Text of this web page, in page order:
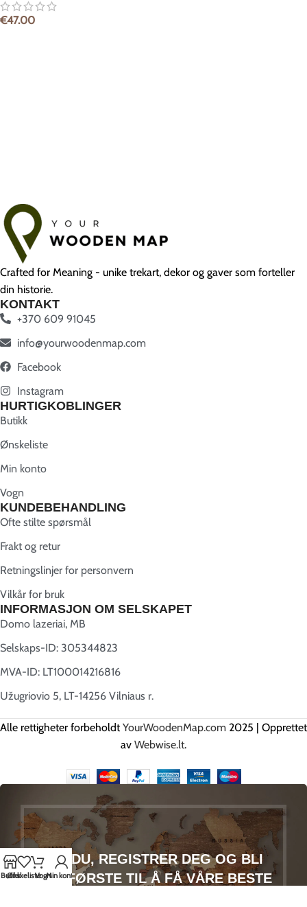
€47.00
Crafted for Meaning - unike trekart, dekor og gaver som forteller
din historie.
KONTAKT
+370 609 91045
info@yourwoodenmap.com
Facebook
Instagram
HURTIGKOBLINGER
Butikk
Ønskeliste
Min konto
Vogn
KUNDEBEHANDLING
Ofte stilte spørsmål
Frakt og retur
Retningslinjer for personvern
Vilkår for bruk
INFORMASJON OM SELSKAPET
Domo lazeriai, MB
Selskaps-ID: 305344823
MVA-ID: LT100014216816
Užugriovio 5, LT-14256 Vilniaus r.
Alle rettigheter forbeholdtYourWoodenMap.com 2025 | Opprettet
av Webwise.lt.
HEI DU, REGISTRER DEG OG BLI
DEN FØRSTE TIL Å FÅ VÅRE BESTE
Butikk
ØnskelisteVognMin konto